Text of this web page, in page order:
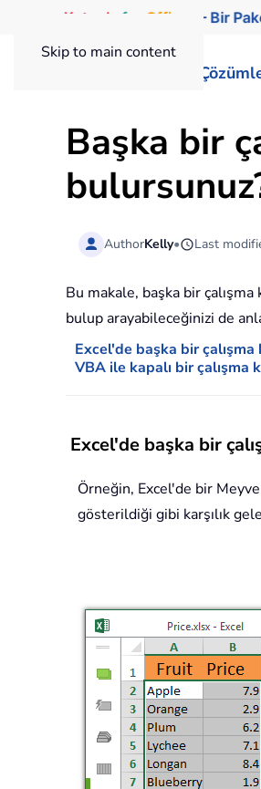
Skip to main content
Kutools for Office — Bir
Başka bir
AuthorKelly• Last
Bu makale, başka bir
bulup arayabileceğinizi de
Excel'de başka bir
VBA ile kapalı bir çalışma
Excel'de başka bir
Örneğin, Excel'de bir
gösterildiği gibi karşılık